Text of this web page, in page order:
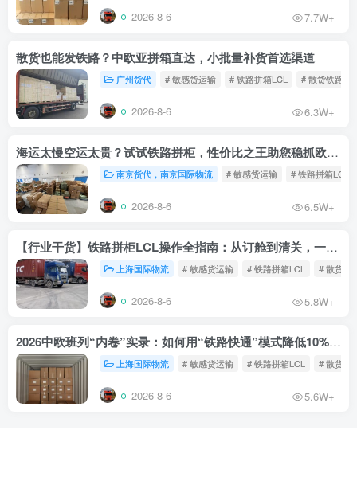
2026-8-6 7.7W+
散货也能发铁路？中欧亚拼箱直达，小批量补货首选渠道
广州货代 # 敏感货运输 # 铁路拼箱LCL # 散货铁路
2026-8-6 6.3W+
海运太慢空运太贵？试试铁路拼柜，性价比之王助您稳抓欧洲市场
南京货代，南京国际物流 # 敏感货运输 # 铁路拼箱LCL
2026-8-6 6.5W+
【行业干货】铁路拼柜LCL操作全指南：从订舱到清关，一文读懂
上海国际物流 # 敏感货运输 # 铁路拼箱LCL # 散货铁
2026-8-6 5.8W+
2026中欧班列“内卷”实录：如何用“铁路快通”模式降低10%物流成本？
上海国际物流 # 敏感货运输 # 铁路拼箱LCL # 散货铁
2026-8-6 5.6W+